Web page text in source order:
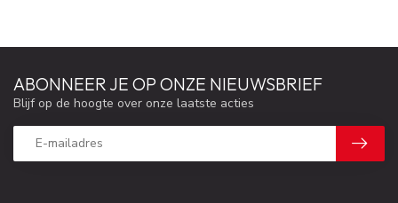
ABONNEER JE OP ONZE NIEUWSBRIEF
Blijf op de hoogte over onze laatste acties